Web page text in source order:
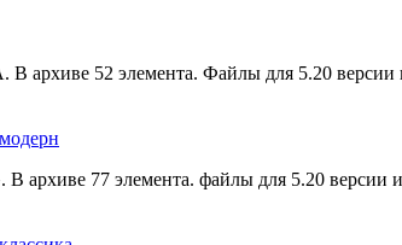
В архиве 52 элемента. Файлы для 5.20
В архиве 77 элемента. файлы для 5.20